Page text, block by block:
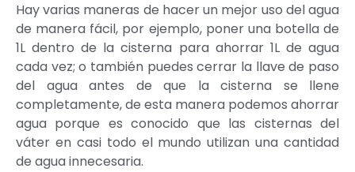
Hay varias maneras de hacer un mejor uso del agua
de manera fácil, por ejemplo, poner una botella de
1L dentro de la cisterna para ahorrar 1L de agua
cada vez; o también puedes cerrar la llave de paso
del agua antes de que la cisterna se llene
completamente, de esta manera podemos ahorrar
agua porque es conocido que las cisternas del
váter en casi todo el mundo utilizan una cantidad
de agua innecesaria.